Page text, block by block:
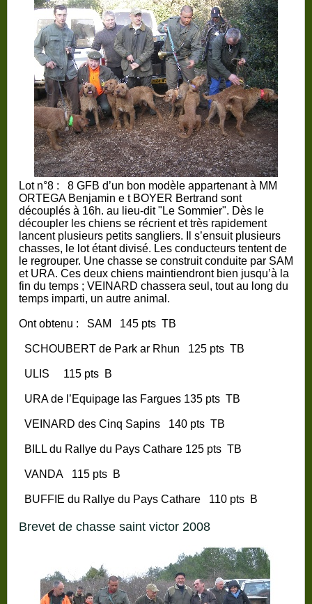
Lot n°8 :
8 GFB d’un bon modèle appartenant à MM
ORTEGA Benjamin e t BOYER Bertrand sont
découplés à 16h. au lieu-dit "Le Sommier". Dès le
découpler les chiens se récrient et très rapidement
lancent plusieurs petits sangliers. Il s’ensuit plusieurs
chasses, le lot étant divisé. Les conducteurs tentent de
le regrouper. Une chasse se construit conduite par SAM
et URA. Ces deux chiens maintiendront bien jusqu’à la
fin du temps ; VEINARD chassera seul, tout au long du
temps imparti, un autre animal.
Ont obtenu : SAM 145 pts TB
SCHOUBERT de Park ar Rhun 125 pts TB
ULIS 115 pts B
URA de l’Equipage las Fargues 135 pts TB
VEINARD des Cinq Sapins 140 pts TB
BILL du Rallye du Pays Cathare 125 pts TB
VANDA 115 pts B
BUFFIE du Rallye du Pays Cathare 110 pts B
brevet de chasse saint victor 2008